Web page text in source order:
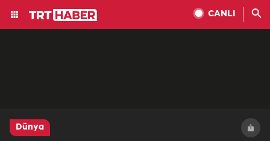
CANLI
Dünya